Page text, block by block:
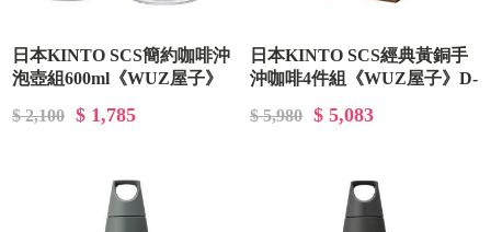
日本KINTO SCS簡約咖啡沖
泡壺組600ml《WUZ屋子》
$ 2,100
$ 1,785
日本KINTO SCS經典黃銅手
沖咖啡4件組《WUZ屋子》D-
$ 5,980
$ 5,083